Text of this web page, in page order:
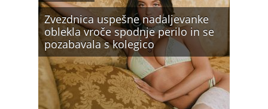
Zvezdnica uspešne nadaljevanke
oblekla vroče spodnje perilo in se
pozabavala s kolegico